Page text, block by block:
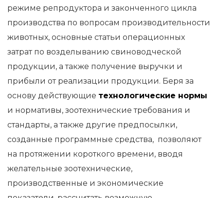
режиме репродуктора и законченного цикла
производства по вопросам производительности
животных, основные статьи операционных
затрат по возделыванию свиноводческой
продукции, а также получение выручки и
прибыли от реализации продукции. Беря за
основу действующие технологические нормы
и нормативы, зоотехнические требования и
стандарты, а также другие предпосылки,
созданные программные средства, позволяют
на протяжении короткого времени, вводя
желательные зоотехнические,
производственные и экономические